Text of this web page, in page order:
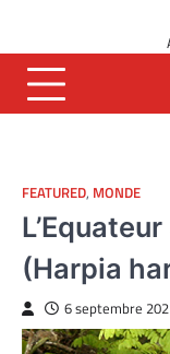
content
FEATURED, MONDE
(Harpia
6 septembre